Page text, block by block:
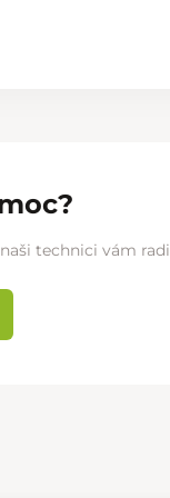
technici vám